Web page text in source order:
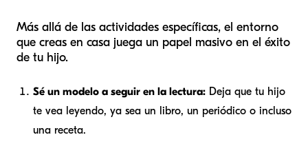
Más allá de las actividades específicas, el entorno
que creas en casa juega un papel masivo en el éxito
de tu hijo.
Sé un modelo a seguir en la lectura: Deja que tu hijo
te vea leyendo, ya sea un libro, un periódico o incluso
una receta.